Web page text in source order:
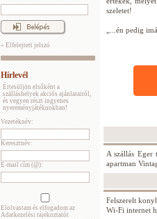
» Elfelejtett jelszó
Hírlevél
Értesüljön elsőként a
szálláshelyek akciós ajánlatairól,
és vegyen részt ingyenes
nyereményjátékunkban!
Vezetéknév:
Keresztnév:
E-mail cím (@):
Elolvastam és elfogadom az
Adatkezelési tájékoztatót
szeletet!
„...én pedig
A szállás Eger
apartman
Felszerelt
Wi-Fi internet